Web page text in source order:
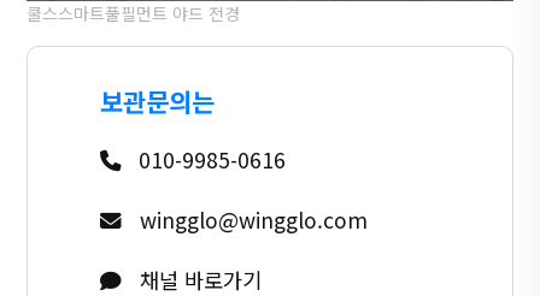
쿨스스마트풀필먼트 야드 전경
보관문의는
010-9985-0616
wingglo@wingglo.com
채널 바로가기